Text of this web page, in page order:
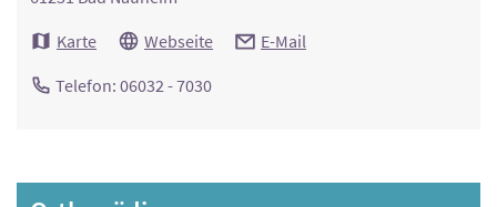
Karte
Webseite E-Mail
Telefon: 06032 - 7030